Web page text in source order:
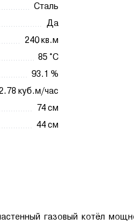
Сталь
Да
240 кв.м
85 °C
93.1 %
куб.м/час
74 см
44 см
газовый котёл